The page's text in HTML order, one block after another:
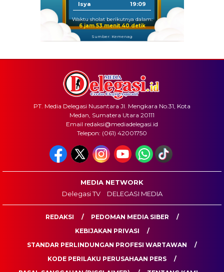
Isya 19:09
Waktu sholat berikutnya dalam:
6 jam 53 menit 40 detik
Sumber: Kemenag
PT. Media Delegasi Nusantara Jl. Mengkara No.31, Kota
Medan, Sumatera Utara 20111
Email redaksi@mediadelegasi.id
Telepon: (061) 42001750
MEDIA NETWORK
Delegasi TV
DELEGASI MEDIA
REDAKSI
PEDOMAN MEDIA SIBER
KEBIJAKAN PRIVASI
STANDAR PERLINDUNGAN PROFESI WARTAWAN
KODE PERILAKU PERUSAHAAN PERS